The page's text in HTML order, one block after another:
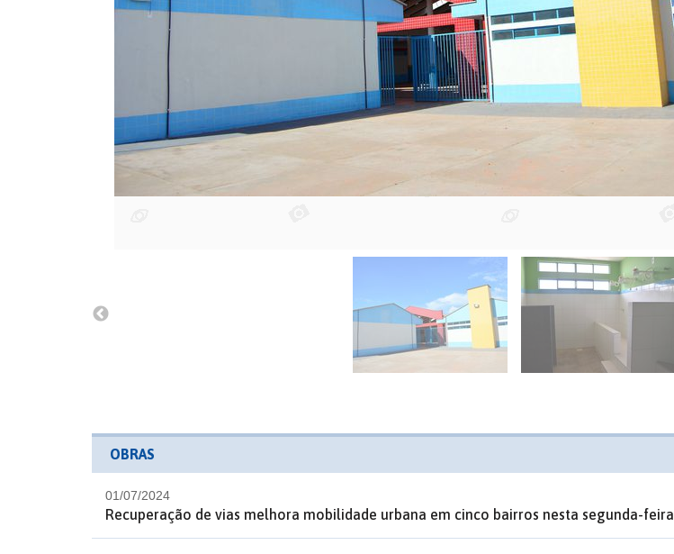
OBRAS
01/07/2024
Recuperação de vias melhora mobilidade urbana em cinco bairros nesta segunda-feira